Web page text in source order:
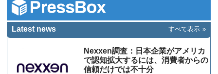
Latest news すべて表示
Nexxen調査：日本企業がアメリカ
で認知拡大するには、消費者からの
信頼だけでは不十分